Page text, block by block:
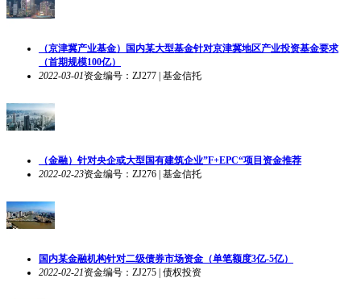
（京津冀产业基金）国内某大型基金针对京津冀地区产业投资基金要求
（首期规模100亿）
2022-03-01资金编号：ZJ277 | 基金信托
（金融）针对央企或大型国有建筑企业”F+EPC“项目资金推荐
2022-02-23资金编号：ZJ276 | 基金信托
国内某金融机构针对二级债券市场资金（单笔额度3亿-5亿）
2022-02-21资金编号：ZJ275 | 债权投资